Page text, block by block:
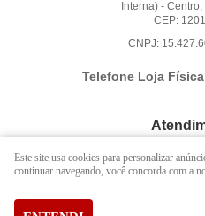
Interna) -Centro,
CEP:
CNPJ:
Telefone Loja
(12)
(12)
Este site usa cookies para personalizar
continuar navegando, você concorda com a